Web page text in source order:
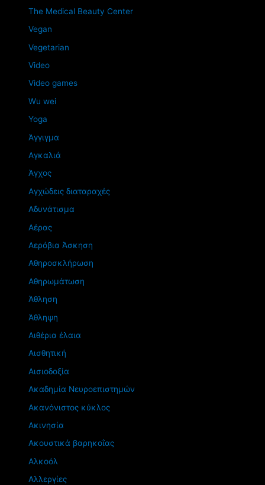
The Medical Beauty Center
Vegan
Vegetarian
Video
Video games
Wu wei
Yoga
Άγγιγμα
Αγκαλιά
Άγχος
Αγχώδεις διαταραχές
Αδυνάτισμα
Αέρας
Αερόβια Άσκηση
Αθηροσκλήρωση
Αθηρωμάτωση
Άθληση
Άθληψη
Αιθέρια έλαια
Αισθητική
Αισιοδοξία
Ακαδημία Νευροεπιστημών
Ακανόνιστος κύκλος
Ακινησία
Ακουστικά βαρηκοΐας
Αλκοόλ
Αλλεργίες